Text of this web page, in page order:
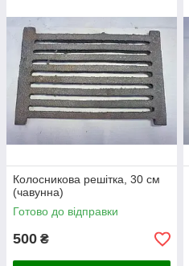
Колосникова решітка, 30 см
(чавунна)
Готово до відправки
500 ₴